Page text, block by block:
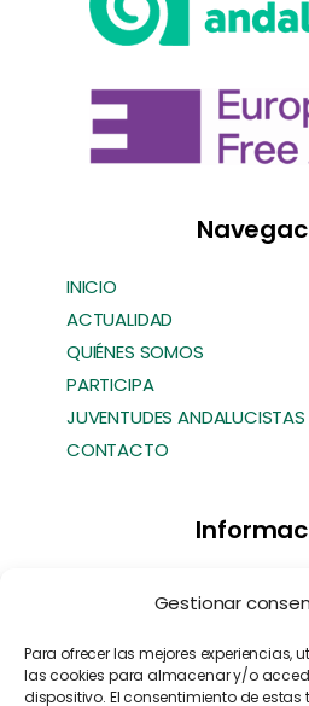
Gestionar
Para ofrecer las mejores
las cookies para almacenar y/o
dispositivo. El consentimiento de
INICIO
ACTUALIDAD
QUIÉNES SOMOS
PARTICIPA
JUVENTUDES ANDALUCISTAS
CONTACTO
Política de Privacidad
Contacto